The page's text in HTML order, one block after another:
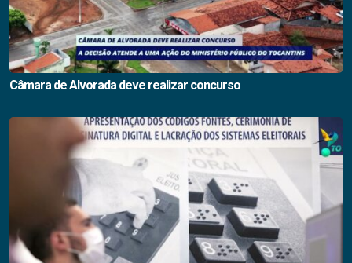
Câmara de Alvorada deve realizar concurso